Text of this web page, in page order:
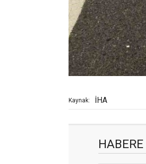
Kaynak: İHA
HABERE